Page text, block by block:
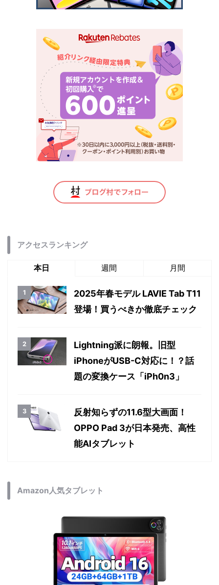
アクセスランキング
本日 週間 月間
2025年春モデル LAVIE Tab T11
登場！買うべきか徹底チェック
Lightning派に朗報。旧型
iPhoneがUSB-C対応に！？話
題の変換ケース「iPh0n3」
反射知らずの11.6型大画面！
OPPO Pad 3が日本発売、高性
能AIタブレット
Amazon人気タブレット